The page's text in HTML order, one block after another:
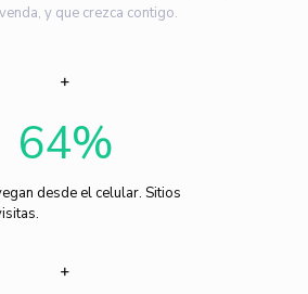
y que crezca contigo.
64%
desde el celular. Sitios